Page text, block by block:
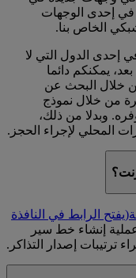
في إحدى الوجهات
الخاص بنا.
إحدى الدول التي لا
يمكنكم دائما
خلال البحث عن
من خلال نموذج
وبدلا من ذلك،
المحلي لإجراء الحجز.
(يفتح الرابط في النافذة
إنشاء خط سير
ترتيبات إصدار التذاكر.